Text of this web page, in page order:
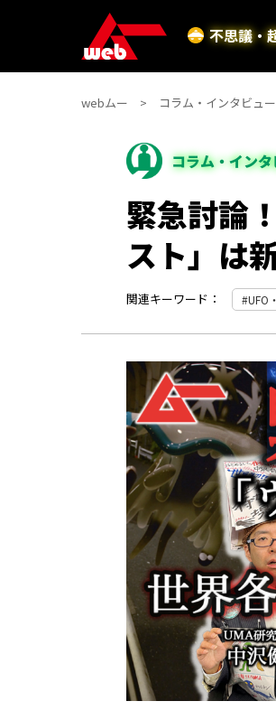
不思議・
webムー コラム・インタビュー
コラム・イン
緊急討論
スト」は
関連キーワード： UFO